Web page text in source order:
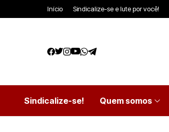
Início Sindicalize-se e lute por você!
Sindicalize-se! Quem somos